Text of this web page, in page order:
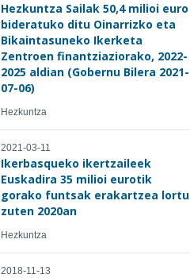
Hezkuntza Sailak 50,4 milioi euro
bideratuko ditu Oinarrizko eta
Bikaintasuneko Ikerketa
Zentroen finantziaziorako, 2022-
2025 aldian (Gobernu Bilera 2021-
07-06)
Hezkuntza
2021-03-11
Ikerbasqueko ikertzaileek
Euskadira 35 milioi eurotik
gorako funtsak erakartzea lortu
zuten 2020an
Hezkuntza
2018-11-13